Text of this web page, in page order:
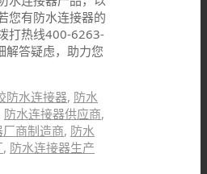
您有防水连接器的
打热线400-6263-
解答疑虑，助力您
防水连接器, 防水
防水连接器供应商,
商制造商, 防水
, 防水连接器生产